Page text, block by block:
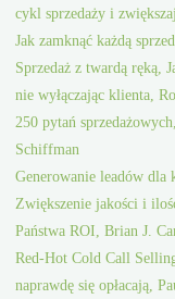
cykl sprzedaży i
Jak zamknąć każdą
Sprzedaż z twardą ręką,
nie wyłączając klienta,
250 pytań
Schiffman
Generowanie leadów dla
Zwiększenie jakości i
Państwa ROI, Brian J.
Red-Hot Cold Call
naprawdę się opłacają,